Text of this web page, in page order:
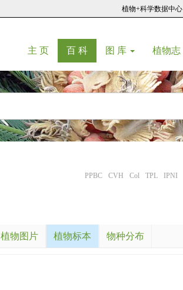
植物+科学数据中心
主 页(current)
百 科(current)
图 库 植物志
PPBC CVH Col TPL IPNI
植物图片 植物标本 物种分布